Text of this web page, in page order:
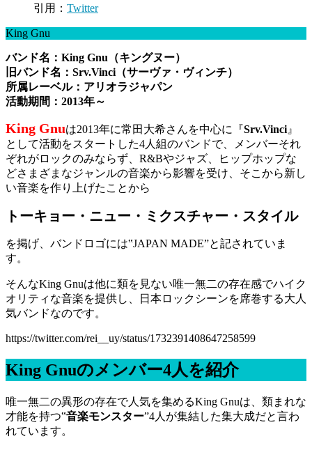
引用： Twitter
King Gnu
バンド名：King Gnu（キングヌー）
旧バンド名：Srv.Vinci（サーヴァ・ヴィンチ）
所属レーベル：アリオラジャパン
活動期間：2013年～
King Gnuは2013年に常田大希さんを中心に『Srv.Vinci 』
として活動をスタートした4人組のバンドで、メンバーそれ
ぞれがロックのみならず、R&Bやジャズ、ヒップホップな
どさまざまなジャンルの音楽から影響を受け、そこから新し
い音楽を作り上げたことから
トーキョー・ニュー・ミクスチャー・スタイル
を掲げ、バンドロゴには‟JAPAN MADE”と記されていま
す。
そんなKing Gnuは他に類を見ない唯一無二の存在感でハイク
オリティな音楽を提供し、日本ロックシーンを席巻する大人
気バンドなのです。
https://twitter.com/rei__uy/status/1732391408647258599
King Gnuのメンバー4人を紹介
唯一無二の異形の存在で人気を集めるKing Gnuは、類まれな
才能を持つ‟音楽モンスター”4人が集結した集大成だと言わ
れています。